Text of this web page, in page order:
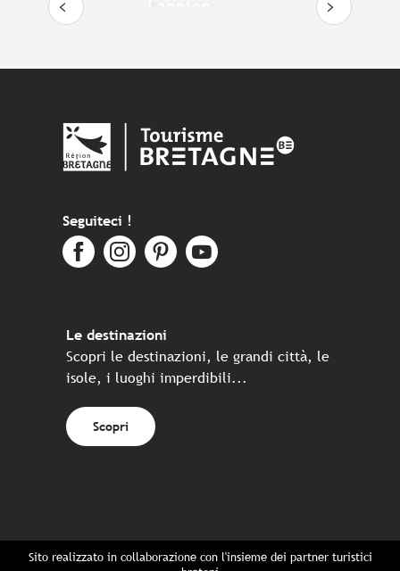
Seguiteci !
Le destinazioni
Scopri le destinazioni, le grandi città, le
isole, i luoghi imperdibili...
Scopri
Sito realizzato in collaborazione con l'insieme dei partner turistici